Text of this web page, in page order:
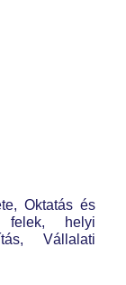
Oktatás és
felek, helyi
Vállalati